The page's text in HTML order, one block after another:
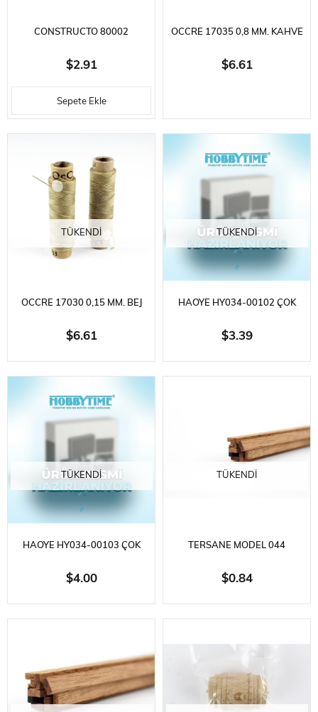
CONSTRUCTO 80002
BAĞLAMA DIREĞI-20 ADET-
AHŞAP - 8 MM.
$2.91
Sepete Ekle
OCCRE 17035 0,8 MM. KAHVE
RENKLI PAMUK İPLIK, 2
$6.61
TÜKENDI
OCCRE 17030 0,15 MM. BEJ
RENKLI PAMUK İPLIK, 2
$6.61
TÜKENDI
HAOYE HY034-00102 ÇOK
KATLI KONTRAPLAK, 2MM.
$3.39
TÜKENDI
HAOYE HY034-00103 ÇOK
KATLI KONTRAPLAK, 3MM.
$4.00
TÜKENDI
TERSANE MODEL 044
2X5X500 MM. MAUN SARMA
$0.84